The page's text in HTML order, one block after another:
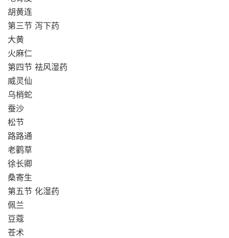
胡黄连
第三节 泻下药
大黄
火麻仁
第四节 祛风湿药
威灵仙
乌梢蛇
蚕沙
松节
路路通
老鹳草
徐长卿
桑寄生
第五节 化湿药
佩兰
豆蔻
苍术